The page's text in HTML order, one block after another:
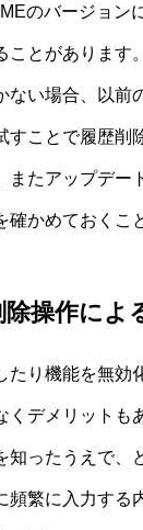
のバージョン
ことがあります
ない場合、以前
すことで履歴削
またアップデー
確かめておくこ
除操作によ
たり機能を無効
くデメリットも
知ったうえで、
頻繁に入力する